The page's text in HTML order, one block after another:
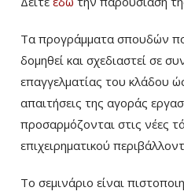
Τα προγράμματα σπουδών
δομηθεί και σχεδιαστεί σε
επαγγελματίας του κλάδου
απαιτήσεις της αγοράς
προσαρμόζονται στις νέες
επιχειρηματικού
Το σεμινάριο είναι